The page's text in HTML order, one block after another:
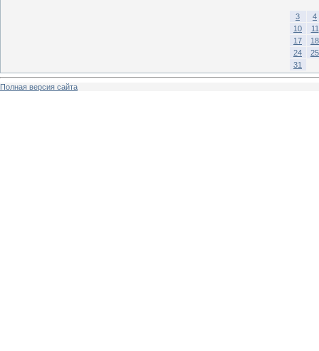
3
4
10
11
17
18
24
25
31
Полная версия сайта